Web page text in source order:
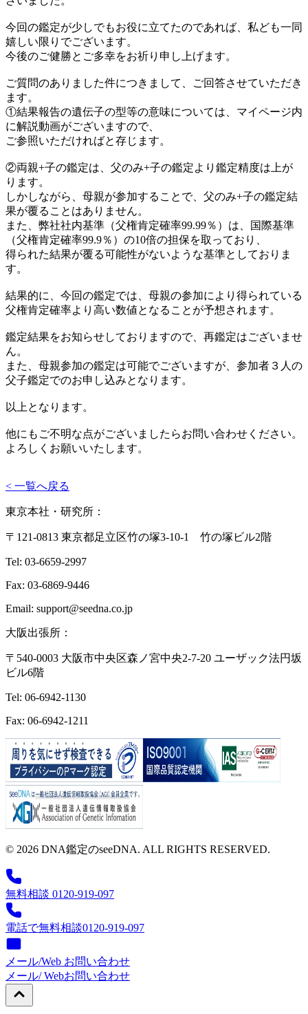
今回の鑑定が少しでもお役に立てたのであれば、私ども一同
嬉しい限りでございます。
今後のご健勝とご多幸をお祈り申し上げます。
ご質問のありました件につきまして、ご回答させていただき
ます。
①結果報告の遺伝子の型等の意味については、マイページ内
に解説動画がございますので、
ご参照いただければと存じます。
②両親+子の鑑定は、父のみ+子の鑑定より鑑定精度は上が
ります。
しかしながら、母親が参加することで、父のみ+子の鑑定結
果が覆ることはありません。
また、弊社社内基準（父権肯定確率99.99％）は、国際基準
（父権肯定確率99.9％）の10倍の担保を取っており、
得られた結果が覆る可能性がないような基準としておりま
す。
結果的に、今回の鑑定では、母親の参加により得られている
父権肯定確率より高い数値となることが予想されます。
鑑定結果をお知らせしておりますので、再鑑定はございませ
ん。
また、母親参加の鑑定は可能でございますが、参加者３人の
父子鑑定でのお申し込みとなります。
以上となります。
他にもご不明な点がございましたらお問い合わせください。
よろしくお願いいたします。
< 一覧へ戻る
東京本社・研究所：
〒121-0813 東京都足立区竹の塚3-10-1 竹の塚ビル2階
Tel: 03-6659-2997
Fax: 03-6869-9446
Email: support@seedna.co.jp
大阪出張所：
〒540-0003 大阪市中央区森ノ宮中央2-7-20 ユーザック法円坂
ビル6階
Tel: 06-6942-1130
Fax: 06-6942-1211
© 2026 DNA鑑定のseeDNA. ALL RIGHTS RESERVED.
無料相談 0120-919-097
電話で無料相談0120-919-097
メール/Web お問い合わせ
メール/ Webお問い合わせ